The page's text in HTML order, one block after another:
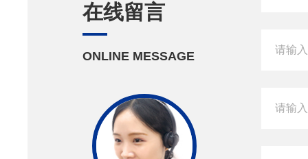
在线留言
ONLINE MESSAGE